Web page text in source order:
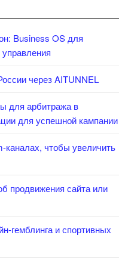
Business OS для
через AITUNNEL
для арбитража в
для успешной кампании
каналах, чтобы увеличить
продвижения сайта или
гемблинга и спортивных